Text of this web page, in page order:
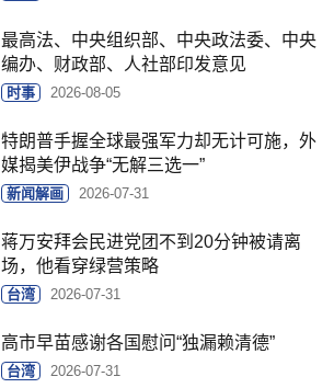
最高法、中央组织部、中央政法委、中央
编办、财政部、人社部印发意见
时事 2026-08-05
特朗普手握全球最强军力却无计可施，外
媒揭美伊战争“无解三选一”
新闻解画 2026-07-31
蒋万安拜会民进党团不到20分钟被请离
场，他看穿绿营策略
台湾 2026-07-31
高市早苗感谢各国慰问“独漏赖清德”
台湾 2026-07-31